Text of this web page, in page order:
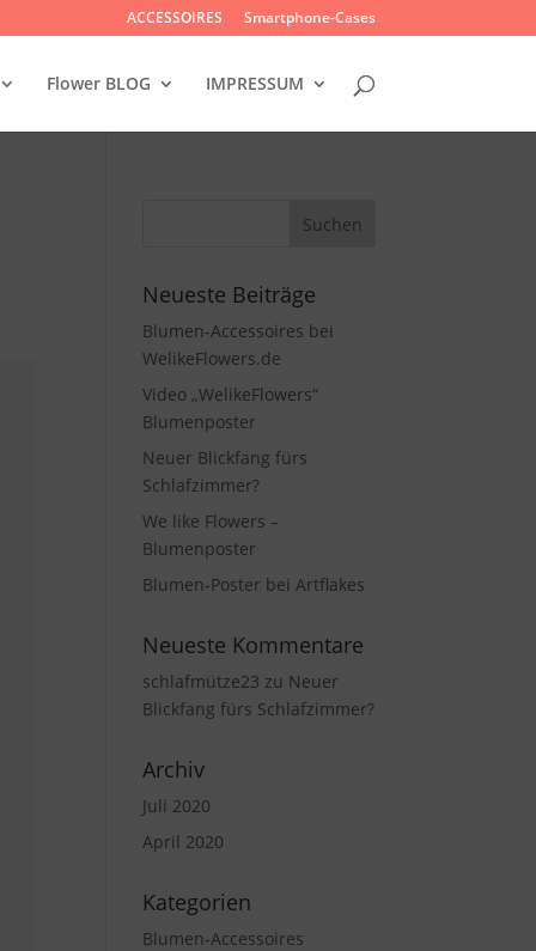
ACCESSOIRES Smartphone-Cases
Flower BLOG IMPRESSUM
Neueste Beiträge
Blumen-Accessoires bei
WelikeFlowers.de
Video „WelikeFlowers“
Blumenposter
Neuer Blickfang fürs
Schlafzimmer?
We like Flowers –
Blumenposter
Blumen-Poster bei Artflakes
Neueste Kommentare
schlafmütze23 zu Neuer
Blickfang fürs Schlafzimmer?
Archiv
Juli 2020
April 2020
Kategorien
Blumen-Accessoires